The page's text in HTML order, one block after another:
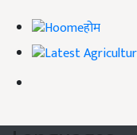
होम